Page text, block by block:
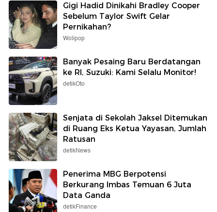
Gigi Hadid Dinikahi Bradley Cooper
Sebelum Taylor Swift Gelar
Pernikahan?
Wolipop
Banyak Pesaing Baru Berdatangan
ke RI, Suzuki: Kami Selalu Monitor!
detikOto
Senjata di Sekolah Jaksel Ditemukan
di Ruang Eks Ketua Yayasan, Jumlah
Ratusan
detikNews
Penerima MBG Berpotensi
Berkurang Imbas Temuan 6 Juta
Data Ganda
detikFinance